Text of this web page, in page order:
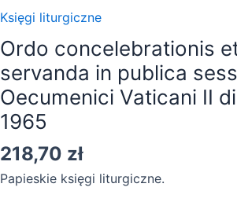
Księgi liturgiczne
Ordo concelebrationis
servanda in publica
Oecumenici Vaticani II
1965
218,70 zł
Papieskie księgi liturgiczne.
et
methodus
servanda
in
publica
sessione
Concilii
Oecumenici
Vaticani